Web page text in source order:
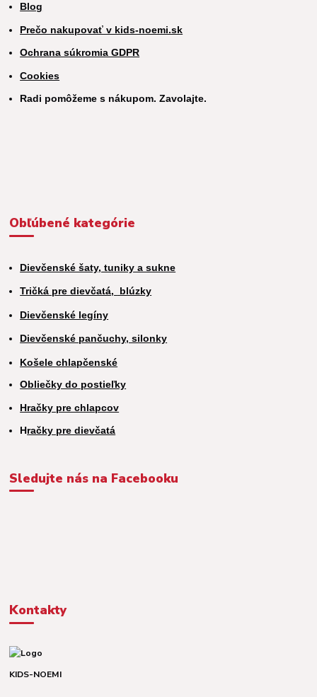
Blog
Prečo nakupovať v kids-noemi.sk
Ochrana súkromia GDPR
Cookies
Radi pomôžeme s nákupom. Zavolajte.
Obľúbené kategórie
Dievčenské šaty, tuniky a sukne
Tričká pre dievčatá, blúzky
Dievčenské legíny
Dievčenské pančuchy, silonky
Košele chlapčenské
Obliečky do postieľky
Hračky pre chlapcov
Hračky pre dievčatá
Sledujte nás na Facebooku
Kontakty
KIDS-NOEMI